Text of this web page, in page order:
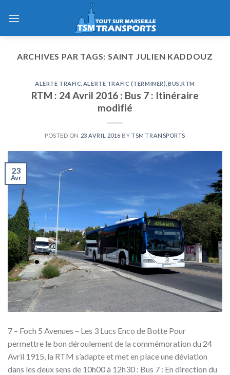
ARCHIVES PAR TAGS:SAINT JULIEN KADDOUZ
ALERTE TRAFIC ALERTE TRAFIC (TERMINER) BUS ,RTM
RTM : 24 Avril 2016 : Bus 7 : Itinéraire
modifié
POSTED ON 23 AVRIL 2016 BYTSM TRANSPORTS
23
Avr
7 – Foch 5 Avenues – Les 3 Lucs Enco de Botte Pour
permettre le bon déroulement de la commémoration du 24
Avril 1915, la RTM s’adapte et met en place une déviation
dans les deux sens de 10h00 à 12h30 : Bus 7 : En direction du